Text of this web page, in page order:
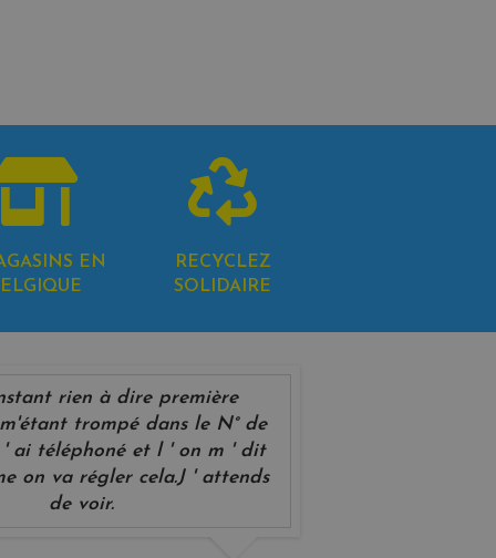
EN
RECYCLEZ
SOLIDAIRE
rien à dire première
trompé dans le N° de
' ai téléphoné et l ' on m ' dit
on va régler cela.J ' attends
de voir.